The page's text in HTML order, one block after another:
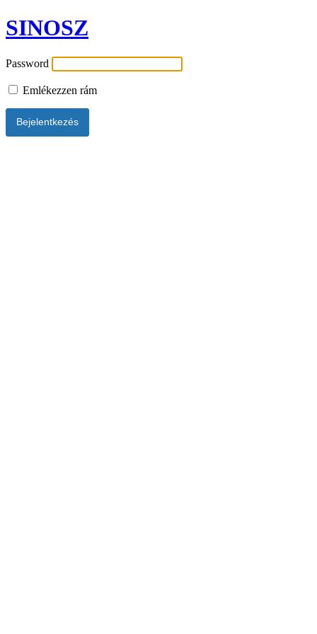
SINOSZ
Password
Emlékezzen rám